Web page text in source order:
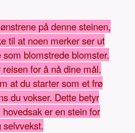
på denne steinen,
til at noen merker ser ut
blomstrede blomster.
for å nå dine mål.
at du starter som et frø
du vokser. Dette betyr
er en stein for
selvvekst.